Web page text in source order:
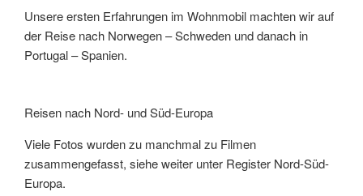
Unsere ersten Erfahrungen im Wohnmobil machten wir auf
der Reise nach Norwegen – Schweden und danach in
Portugal – Spanien.
Reisen nach Nord- und Süd-Europa
Viele Fotos wurden zu manchmal zu Filmen
zusammengefasst, siehe weiter unter Register Nord-Süd-
Europa.